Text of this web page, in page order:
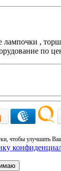
лампочки ,
по
чтобы улучшить